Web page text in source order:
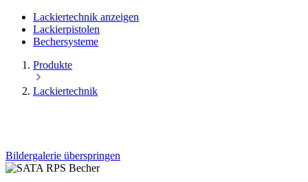
Lackiertechnik anzeigen
Lackierpistolen
Bechersysteme
Produkte
Lackiertechnik
Bildergalerie überspringen